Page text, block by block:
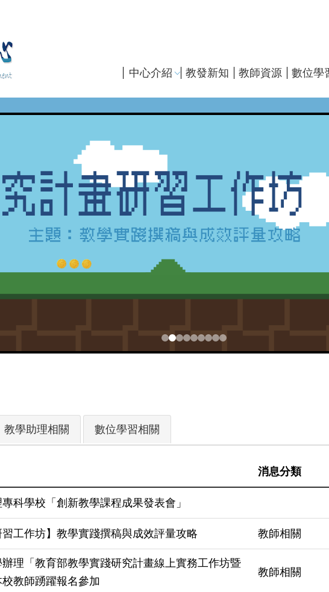
主
導
中心介紹 教發新知 教師資源 數位學
教學助理相關 數位學習相關
消息分類
科學校「創新教學課程成果發表會」
習工作坊】教學實踐撰稿與成效評量攻略 教師相關
辦理「教育部教學實踐研究計畫線上實務工作坊暨
教師踴躍報名參加
教師相關